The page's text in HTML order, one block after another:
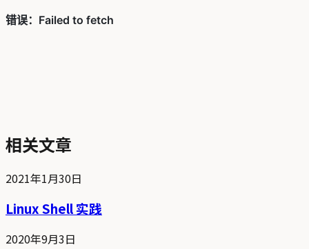
相关文章
2021年1月30日
Linux Shell 实践
2020年9月3日